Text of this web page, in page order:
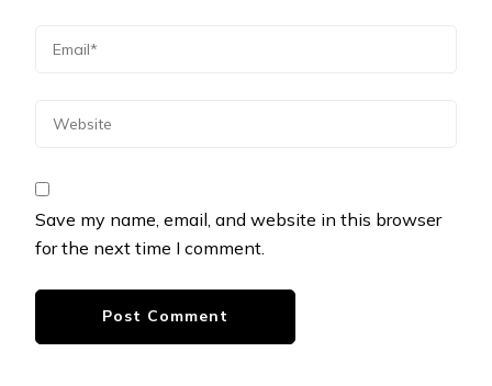
Save my name, email, and website in this browser
for the next time I comment.